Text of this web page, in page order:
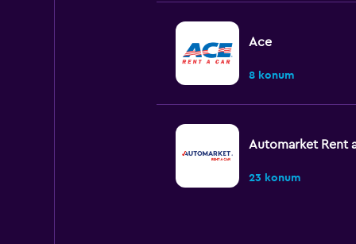
Ace
8 konum
Automarket Rent
23 konum